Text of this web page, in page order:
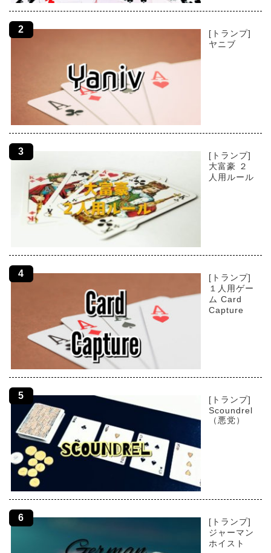
[トランプ]
ヤニブ
[トランプ]
大富豪 ２
人用ルール
[トランプ]
１人用ゲー
ム Card
Capture
[トランプ]
Scoundrel
（悪党）
[トランプ]
ジャーマン
ホイスト